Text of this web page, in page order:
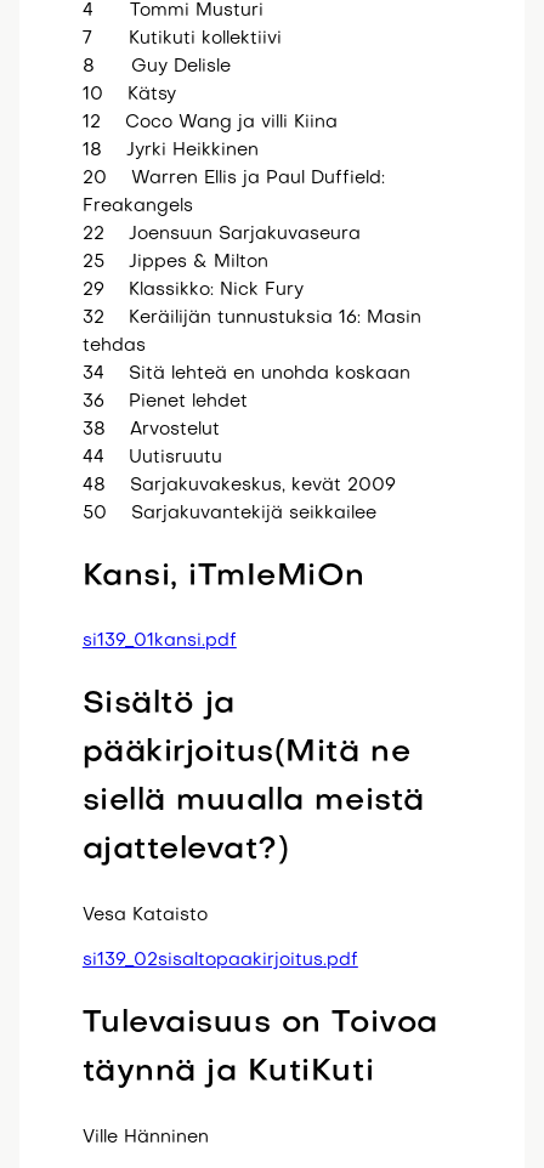
4 Tommi Musturi
7 Kutikuti kollektiivi
8 Guy Delisle
10 Kätsy
12 Coco Wang ja villi Kiina
18 Jyrki Heikkinen
20 Warren Ellis ja Paul Duffield:
Freakangels
22 Joensuun Sarjakuvaseura
25 Jippes & Milton
29 Klassikko: Nick Fury
32 Keräilijän tunnustuksia 16: Masin
tehdas
34 Sitä lehteä en unohda koskaan
36 Pienet lehdet
38 Arvostelut
44 Uutisruutu
48 Sarjakuvakeskus, kevät 2009
50 Sarjakuvantekijä seikkailee
Kansi, iTmIeMiOn
si139_01kansi.pdf
Sisältö ja
pääkirjoitus(Mitä ne
siellä muualla meistä
ajattelevat?)
Vesa Kataisto
si139_02sisaltopaakirjoitus.pdf
Tulevaisuus on Toivoa
täynnä ja KutiKuti
Ville Hänninen